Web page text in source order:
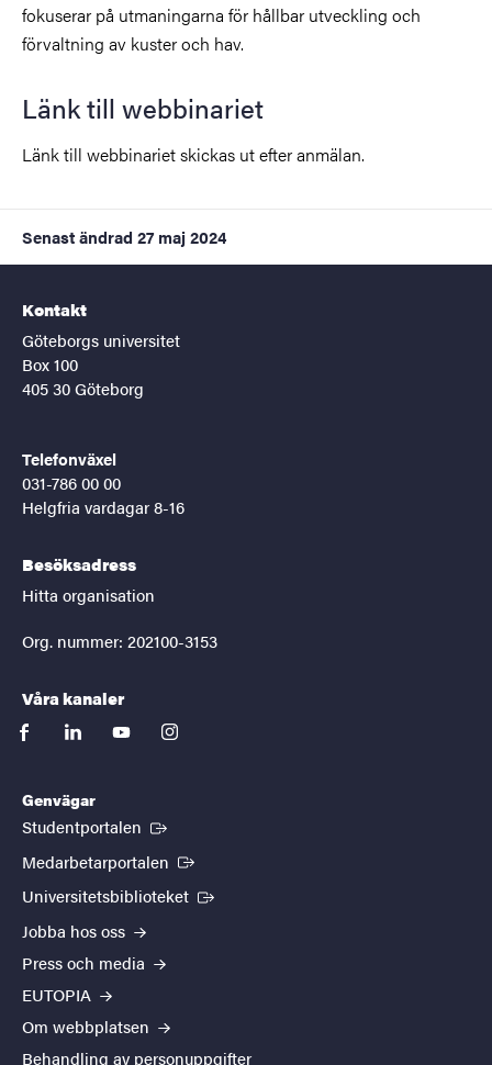
fokuserar på utmaningarna för hållbar utveckling och
förvaltning av kuster och hav.
Länk till webbinariet
Länk till webbinariet skickas ut efter anmälan.
Senast ändrad 27 maj 2024
Kontakt
Göteborgs universitet
Box 100
405 30 Göteborg
Telefonväxel
031-786 00 00
Helgfria vardagar 8-16
Besöksadress
Hitta organisation
Org. nummer: 202100-3153
Våra kanaler
facebooklinkedinyoutubeinstagram
Genvägar
Studentportalen (Extern länk)
Medarbetarportalen (Extern länk)
Universitetsbiblioteket (Extern länk)
Jobba hos oss
Press och media
EUTOPIA
Om webbplatsen
Behandling av personuppgifter